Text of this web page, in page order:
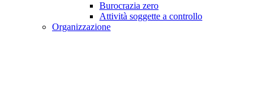
Burocrazia zero
Attività soggette a controllo
Organizzazione